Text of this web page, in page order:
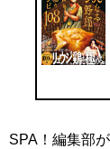
SPA！編集部